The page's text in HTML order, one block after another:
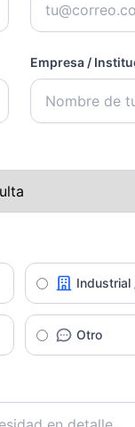
Empresa /
Industrial
Otro